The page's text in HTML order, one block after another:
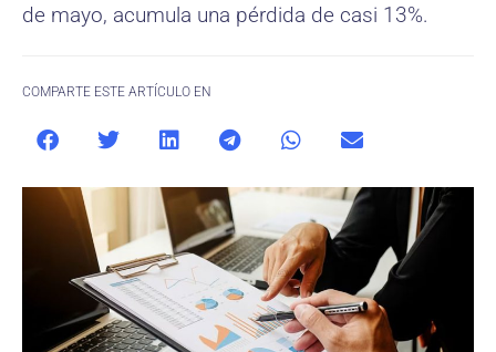
de mayo, acumula una pérdida de casi 13%.
COMPARTE ESTE ARTÍCULO EN